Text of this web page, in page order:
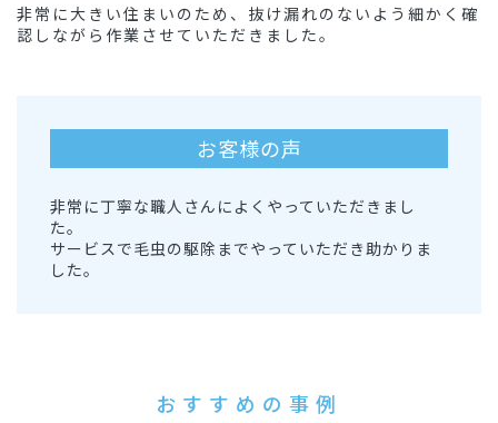
非常に大きい住まいのため、抜け漏れのないよう細かく確
認しながら作業させていただきました。
お客様の声
非常に丁寧な職人さんによくやっていただきまし
た。
サービスで毛虫の駆除までやっていただき助かりま
した。
おすすめの事例